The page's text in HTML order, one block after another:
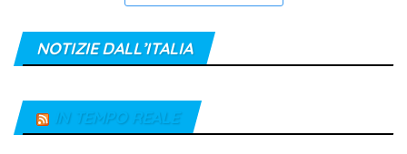
NOTIZIE DALL’ITALIA
IN TEMPO REALE